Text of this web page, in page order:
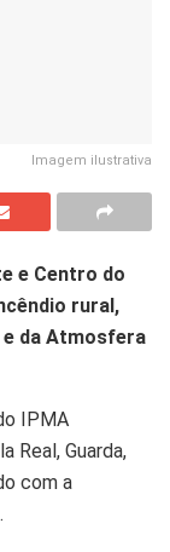
Imagem ilustrativa
e Centro do
rural,
da Atmosfera
IPMA
Real, Guarda,
com a